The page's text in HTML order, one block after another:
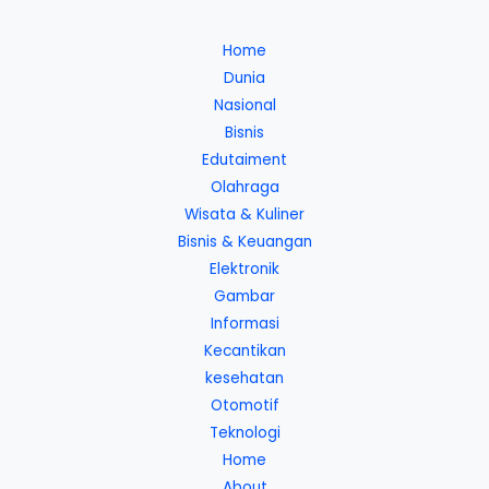
Home
Dunia
Nasional
Bisnis
Edutaiment
Olahraga
Wisata & Kuliner
Bisnis & Keuangan
Elektronik
Gambar
Informasi
Kecantikan
kesehatan
Otomotif
Teknologi
Home